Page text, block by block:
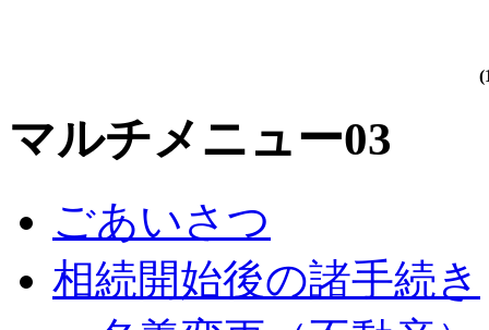
マルチメニュー03
ごあいさつ
相続開始後の諸手続き